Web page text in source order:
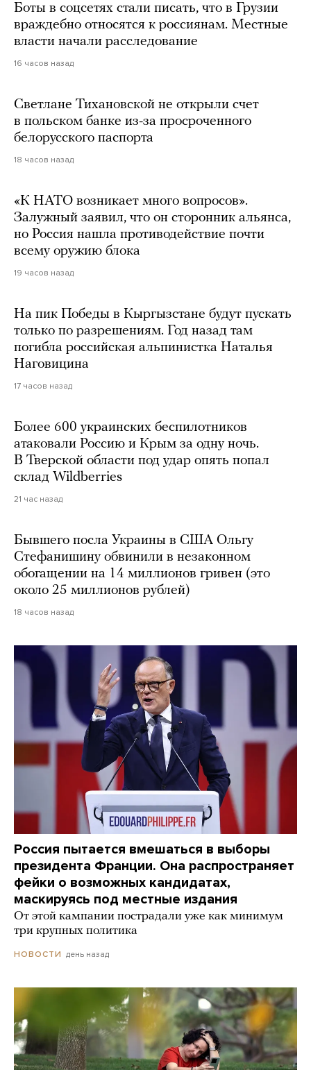
Боты в соцсетях стали писать, что в Грузии
враждебно относятся к россиянам. Местные
власти начали расследование
16 часов назад
Светлане Тихановской не открыли счет
в польском банке из-за просроченного
белорусского паспорта
18 часов назад
«К НАТО возникает много вопросов».
Залужный заявил, что он сторонник альянса,
но Россия нашла противодействие почти
всему оружию блока
19 часов назад
На пик Победы в Кыргызстане будут пускать
только по разрешениям. Год назад там
погибла российская альпинистка Наталья
Наговицина
17 часов назад
Более 600 украинских беспилотников
атаковали Россию и Крым за одну ночь.
В Тверской области под удар опять попал
склад Wildberries
21 час назад
Бывшего посла Украины в США Ольгу
Стефанишину обвинили в незаконном
обогащении на 14 миллионов гривен (это
около 25 миллионов рублей)
18 часов назад
Россия пытается вмешаться в выборы
президента Франции. Она распространяет
фейки о возможных кандидатах,
маскируясь под местные издания
От этой кампании пострадали уже как минимум
три крупных политика
НОВОСТИ день назад